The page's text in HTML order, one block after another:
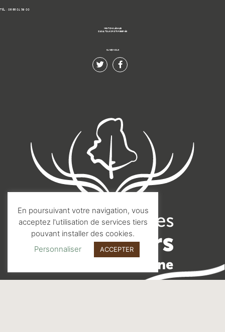
TÉL : 05 55 01 39 00
MENTIONS LÉGALES
© 2021 TOUS DROITS RÉSERVÉS.
SUIVEZ-NOUS
En poursuivant votre navigation, vous
acceptez l'utilisation de services tiers
pouvant installer des cookies.
Personnaliser
ACCEPTER